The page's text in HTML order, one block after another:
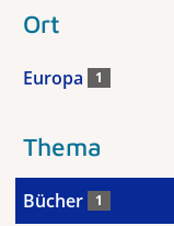
Ort
Europa 1
Thema
Bücher 1